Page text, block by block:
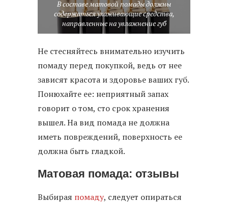
В составе матовой помады должны
содержаться ухаживающие средства,
направленные на увлажнение губ
Не стесняйтесь внимательно изучить
помаду перед покупкой, ведь от нее
зависят красота и здоровье ваших губ.
Понюхайте ее: неприятный запах
говорит о том, сто срок хранения
вышел. На вид помада не должна
иметь повреждений, поверхность ее
должна быть гладкой.
Матовая помада: отзывы
Выбирая помаду, следует опираться